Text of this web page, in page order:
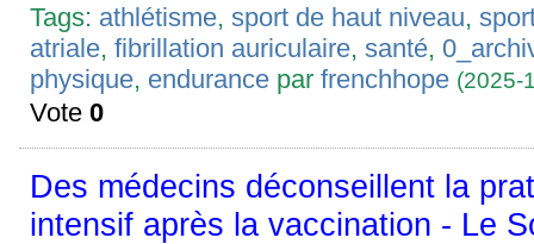
Tags: athlétisme,sport de haut niveau,
atriale,fibrillation auriculaire,santé,
physique, endurance parfrenchhope (2025-
Vote0
Des médecins déconseillent la
intensif après la vaccination - Le